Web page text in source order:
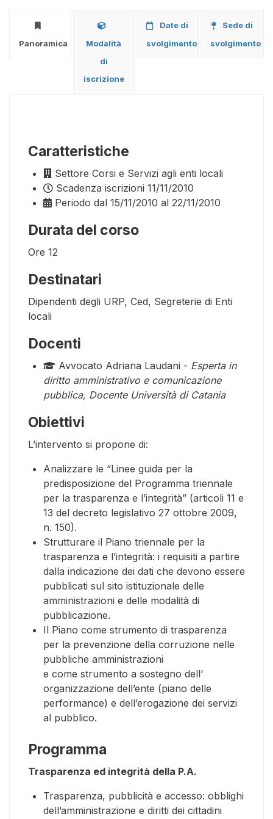
Panoramica
Modalità
di
iscrizione
Date di
svolgimento
Sede di
svolgimento
Caratteristiche
Settore Corsi e Servizi agli enti locali
Scadenza iscrizioni 11/11/2010
Periodo dal 15/11/2010 al 22/11/2010
Durata del corso
Ore 12
Destinatari
Dipendenti degli URP, Ced, Segreterie di Enti
locali
Docenti
Avvocato Adriana Laudani - Esperta in
diritto amministrativo e comunicazione
pubblica, Docente Università di Catania
Obiettivi
L’intervento si propone di:
Analizzare le “Linee guida per la
predisposizione del Programma triennale
per la trasparenza e l’integrità” (articoli 11 e
13 del decreto legislativo 27 ottobre 2009,
n. 150).
Strutturare il Piano triennale per la
trasparenza e l’integrità: i requisiti a partire
dalla indicazione dei dati che devono essere
pubblicati sul sito istituzionale delle
amministrazioni e delle modalità di
pubblicazione.
Il Piano come strumento di trasparenza
per la prevenzione della corruzione nelle
pubbliche amministrazioni
e come strumento a sostegno dell’
organizzazione dell’ente (piano delle
performance) e dell’erogazione dei servizi
al pubblico.
Programma
Trasparenza ed integrità della P.A.
Trasparenza, pubblicità e accesso: obblighi
dell’amministrazione e diritti dei cittadini